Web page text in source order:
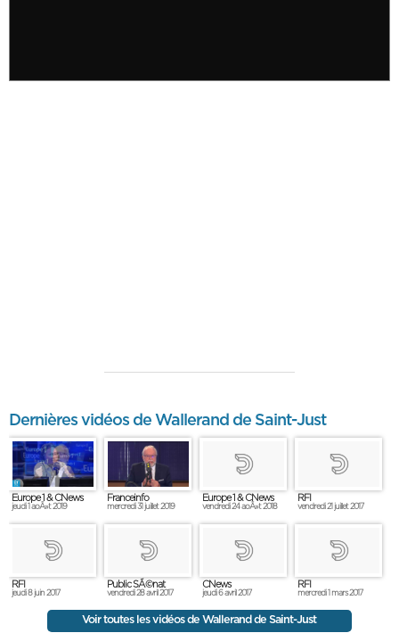
Dernières vidéos de Wallerand de Saint-Just
Europe 1 & CNews
jeudi 1 aoÃ»t 2019
Franceinfo
mercredi 31 juillet 2019
Europe 1 & CNews
vendredi 24 aoÃ»t 2018
RFI
vendredi 21 juillet 2017
RFI
jeudi 8 juin 2017
Public SÃ©nat
vendredi 28 avril 2017
CNews
jeudi 6 avril 2017
RFI
mercredi 1 mars 2017
Voir toutes les vidéos de Wallerand de Saint-Just